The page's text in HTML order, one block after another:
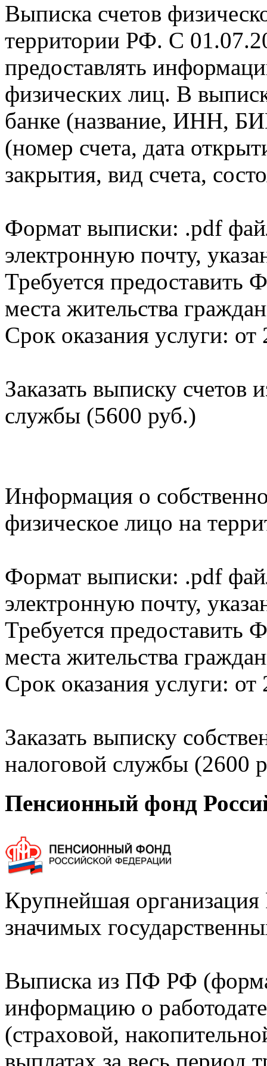
Выписка счетов
территории РФ. С
предоставлять
физических лиц. В
банке (название, ИНН,
(номер счета, дата
закрытия, вид счета,
Формат выписки: .pdf
электронную почту,
Требуется
места жительства
Срок оказания услуги: от
Заказать выписку счетов
службы (5600 руб.)
Информация о
физическое лицо на
Формат выписки: .pdf
электронную почту,
Требуется
места жительства
Срок оказания услуги: от
Заказать выписку
налоговой службы (2600
Пенсионный фонд
Крупнейшая
значимых
Выписка из ПФ РФ
информацию о
(страховой,
выплатах за весь период